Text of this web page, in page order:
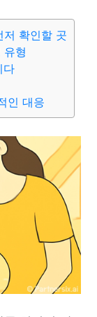
저 확인할 곳
유형
다
인 대응